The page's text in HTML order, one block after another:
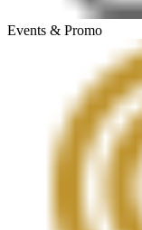
Events & Promo